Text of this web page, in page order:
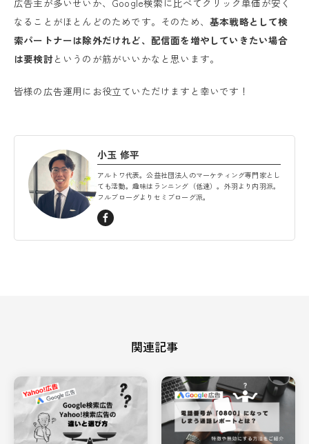
なることがほとんどのためです。そのため、 基本戦略として検
索パートナーは除外だけれど、配信面を増やしていきたい場合
は要検討 というのが筋がいいかなと思います。
皆様の広告運用にお役立ていただけますと幸いです！
小玉 修平
アルトワ代表。公益社団法人のマーケティング専門家とし
ても活動。趣味はランニング（低速）。外羽より内羽派。
フルブローグよりセミブローグ派。
関連記事